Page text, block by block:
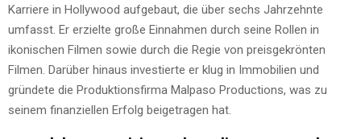
Karriere in Hollywood aufgebaut, die über sechs Jahrzehnte
umfasst. Er erzielte große Einnahmen durch seine Rollen in
ikonischen Filmen sowie durch die Regie von preisgekrönten
Filmen. Darüber hinaus investierte er klug in Immobilien und
gründete die Produktionsfirma Malpaso Productions, was zu
seinem finanziellen Erfolg beigetragen hat.